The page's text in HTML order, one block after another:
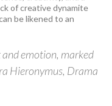
of creative dynamite
be likened to an
emotion, marked
Hieronymus, Drama